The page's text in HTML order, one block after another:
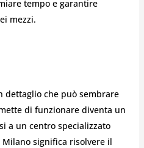
tempo e garantire
mezzi.
dettaglio che può sembrare
di funzionare diventa un
a un centro specializzato
significa risolvere il